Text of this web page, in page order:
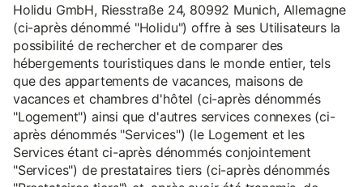
Holidu GmbH, Riesstraße 24, 80992 Munich, Allemagne
(ci-après dénommé "Holidu") offre à ses Utilisateurs la
possibilité de rechercher et de comparer des
hébergements touristiques dans le monde entier, tels
que des appartements de vacances, maisons de
vacances et chambres d'hôtel (ci-après dénommés
"Logement") ainsi que d'autres services connexes (ci-
après dénommés "Services") (le Logement et les
Services étant ci-après dénommés conjointement
"Services") de prestataires tiers (ci-après dénommés